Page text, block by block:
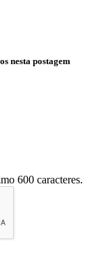
nesta postagem
600 caracteres.